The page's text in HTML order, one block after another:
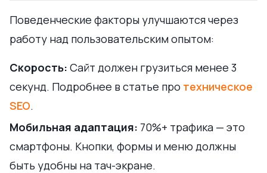
Поведенческие факторы улучшаются через
работу над пользовательским опытом:
Скорость: Сайт должен грузиться менее 3
секунд. Подробнее в статье про техническое
SEO.
Мобильная адаптация: 70%+ трафика — это
смартфоны. Кнопки, формы и меню должны
быть удобны на тач-экране.